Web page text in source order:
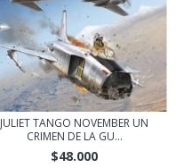
JULIET TANGO NOVEMBER UN
CRIMEN DE LA GU...
$48.000